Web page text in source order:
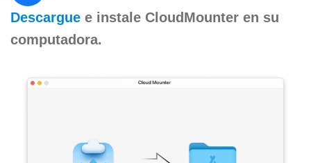
Descargue e instale CloudMounter en su
computadora.